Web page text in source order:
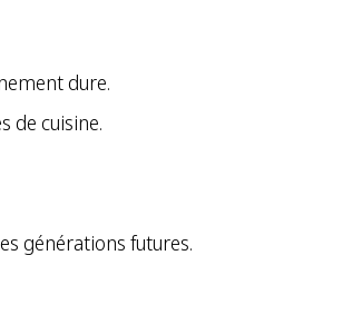
dure.
de cuisine.
générations futures.